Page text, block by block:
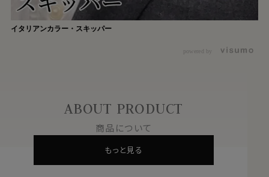
イタリアンカラー・スキッパー
powered by
ABOUT PRODUCT
商品について
もっと見る